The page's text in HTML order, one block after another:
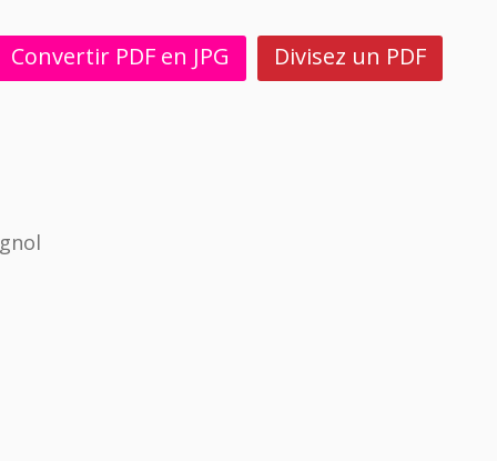
Convertir PDF en JPG Divisez un PDF